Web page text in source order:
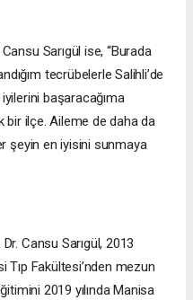
Sarıgül ise, “Burada
tecrübelerle Salihli’de
başaracağıma
bir ilçe. Aileme de daha da
şeyin en iyisini sunmaya
Cansu Sarıgül, 2013
Tıp Fakültesi’nden mezun
2019 yılında Manisa